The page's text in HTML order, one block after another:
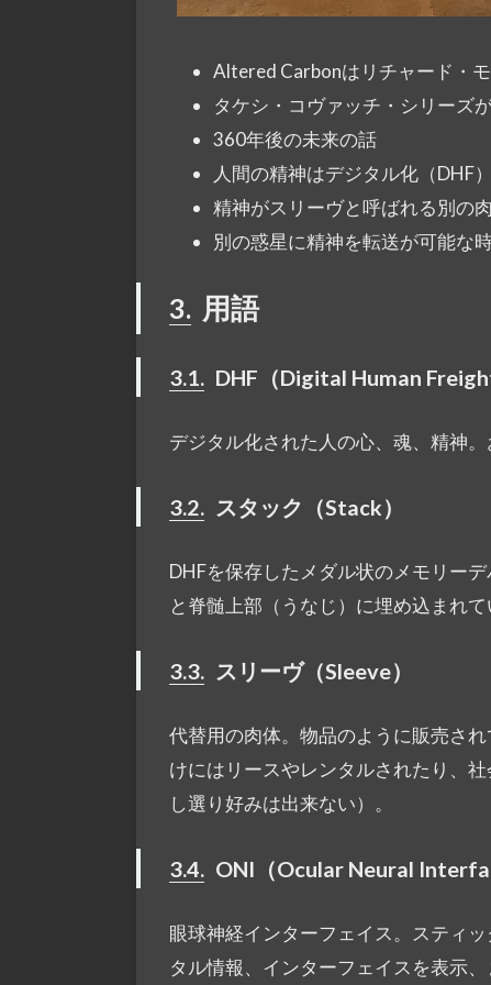
Altered Carbonはリチャード・
タケシ・コヴァッチ・シリーズ
360年後の未来の話
人間の精神はデジタル化（DHF
精神がスリーヴと呼ばれる別の
別の惑星に精神を転送が可能な
3. 用語
3.1. DHF（Digital Human Freight
デジタル化された人の心、魂、精神。
3.2. スタック（Stack）
DHFを保存したメダル状のメモリー
と脊髄上部（うなじ）に埋め込まれ
3.3. スリーヴ（Sleeve）
代替用の肉体。物品のように販売さ
けにはリースやレンタルされたり、
し選り好みは出来ない）。
3.4. ONI（Ocular Neural
眼球神経インターフェイス。スティ
タル情報、インターフェイスを表示